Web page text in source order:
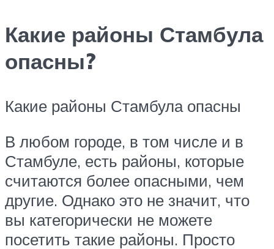
Какие районы Стамбула
опасны?
Какие районы Стамбула опасны
В любом городе, в том числе и в
Стамбуле, есть районы, которые
считаются более опасными, чем
другие. Однако это не значит, что
вы категорически не можете
посетить такие районы. Просто